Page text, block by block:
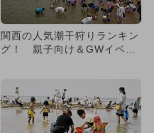
関西の人気潮干狩りランキン
グ！ 親子向け＆GWイベン